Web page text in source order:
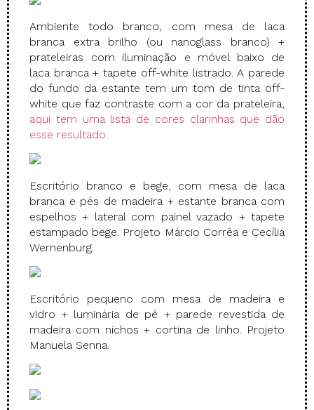
Ambiente todo branco, com mesa de laca
branca extra brilho (ou nanoglass branco) +
prateleiras com iluminação e móvel baixo de
laca branca + tapete off-white listrado. A parede
do fundo da estante tem um tom de tinta off-
white que faz contraste com a cor da prateleira,
aqui tem uma lista de cores clarinhas que dão
esse resultado.
Escritório branco e bege, com mesa de laca
branca e pés de madeira + estante branca com
espelhos + lateral com painel vazado + tapete
estampado bege. Projeto Márcio Corrêa e Cecília
Wernenburg.
Escritório pequeno com mesa de madeira e
vidro + luminária de pé + parede revestida de
madeira com nichos + cortina de linho. Projeto
Manuela Senna.